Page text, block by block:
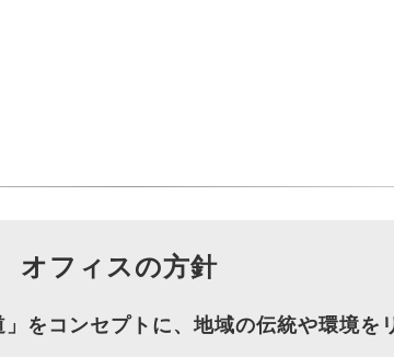
オフィスの方針
をコンセプトに、地域の伝統や環境を